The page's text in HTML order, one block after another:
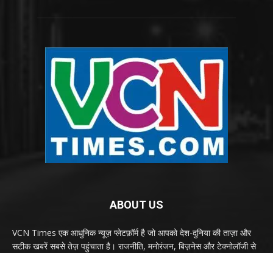
ABOUT US
VCN Times एक आधुनिक न्यूज़ प्लेटफ़ॉर्म है जो आपको देश-दुनिया की ताज़ा और
सटीक खबरें सबसे तेज़ पहुंचाता है। राजनीति, मनोरंजन, बिज़नेस और टेक्नोलॉजी से